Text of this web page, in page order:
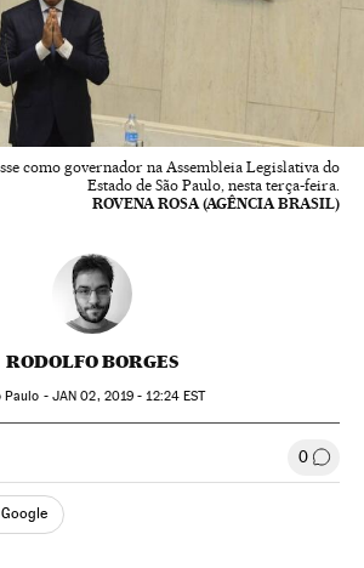
como governador na Assembleia Legislativa do
Estado de São Paulo, nesta terça-feira.
ROVENA ROSA (AGÊNCIA BRASIL)
RODOLFO BORGES
Paulo - JAN 02, 2019 - 12:24EST
Facebook
en TwitterRedes Sociales 0